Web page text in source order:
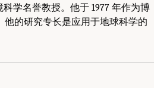
学名誉教授。他于 1977 年作为博
他的研究专长是应用于地球科学的